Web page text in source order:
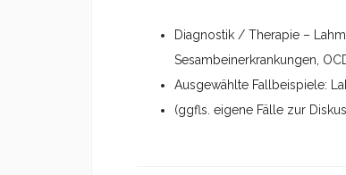
Diagnostik / Therapie –
Sesambeinerkrankungen,
Ausgewählte Fallbeispiele:
(ggfls. eigene Fälle zur